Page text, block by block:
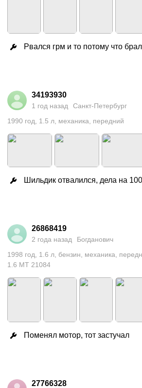
Рвался грм и то потому что
34193930
1 год назад
Санкт-Петербург
1990 год 1.5 л механика передний
Шильдик отвалился, дела на
26868419
2 года назад
Богданович
1998 год 1.6 л бензин механика
1.6 MT 21084
Поменял мотор, тот застучал
27766328